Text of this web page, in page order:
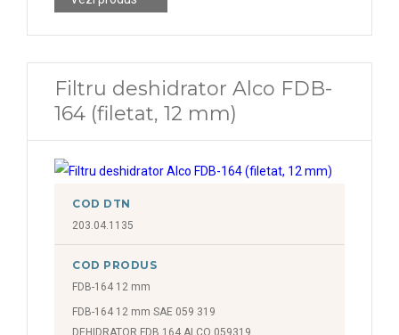
Filtru deshidrator Alco FDB-
164 (filetat, 12 mm)
COD DTN
203.04.1135
COD PRODUS
FDB-164 12 mm
FDB-164 12 mm SAE 059 319
DEHIDRATOR FDB 164 ALCO 059319